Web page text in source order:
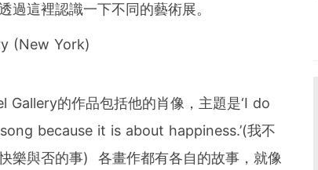
過這裡認識一下不同的藝術展。
(New York)
的作品包括他的肖像，主題是‘I do
because it is about happiness.’(我不
樂與否的事) 各畫作都有各自的故事，就像